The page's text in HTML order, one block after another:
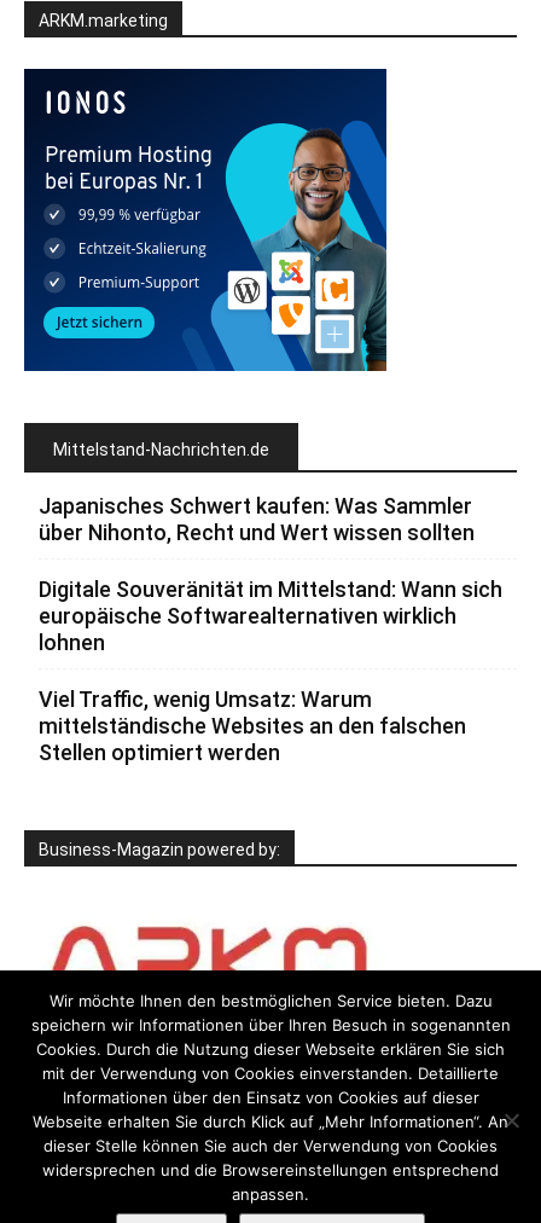
ARKM.marketing
Mittelstand-Nachrichten.de
Japanisches Schwert kaufen: Was Sammler
über Nihonto, Recht und Wert wissen sollten
Digitale Souveränität im Mittelstand: Wann sich
europäische Softwarealternativen wirklich
lohnen
Viel Traffic, wenig Umsatz: Warum
mittelständische Websites an den falschen
Stellen optimiert werden
Business-Magazin powered by:
Datenschutzerklärung
Wir möchte Ihnen den bestmöglichen Service bieten. Dazu
speichern wir Informationen über Ihren Besuch in sogenannten
Cookies. Durch die Nutzung dieser Webseite erklären Sie sich
mit der Verwendung von Cookies einverstanden. Detaillierte
Informationen über den Einsatz von Cookies auf dieser
Webseite erhalten Sie durch Klick auf „Mehr Informationen“. An
dieser Stelle können Sie auch der Verwendung von Cookies
widersprechen und die Browsereinstellungen entsprechend
anpassen.